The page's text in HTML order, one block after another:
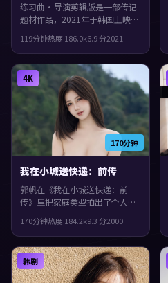
练习曲·导演剪辑版是一部传记
题材作品，2021年于韩国上映。
黄政民等主演。人物在道德与生
存之间反复拉扯，片尾余味很
足。
119分钟热度 186.0k6.9分2021
170分钟
4K
我在小城送快递：前传
郭帆在《我在小城送快递：前
传》里把家庭类型拍出了个人印
观众见面。主演包括白宇、孔
刘、文淇。配乐与声场强化了不
安与孤独感，整体完成度较高，
适合喜欢细腻叙事与人物刻画的
观众。
170分钟热度 184.2k9.3 分2000
韩剧